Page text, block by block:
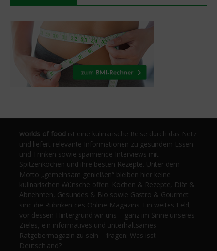
worlds of food ist eine kulinarische Reise durch das Netz
und liefert relevante Informationen zu gesundem Essen
und Trinken sowie spannende Interviews mit
Spitzenköchen und ihre besten Rezepte. Unter dem
Motto „gemeinsam genießen“ bleiben hier keine
kulinarischen Wünsche offen. Kochen & Rezepte, Diät &
Abnehmen, Gesundes & Bio sowie Gastro & Gourmet
sind die Rubriken des Online-Magazins. Ein weites Feld,
vor dessen Hintergrund wir uns – ganz im Sinne unseres
Zieles, ein informatives und unterhaltsames
Ratgebermagazin zu sein – fragen: Was isst
Deutschland?